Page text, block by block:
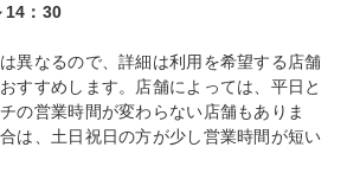
14：30
異なるので、詳細は利用を希望する店舗
すすめします。店舗によっては、平日と
の営業時間が変わらない店舗もありま
は、土日祝日の方が少し営業時間が短い